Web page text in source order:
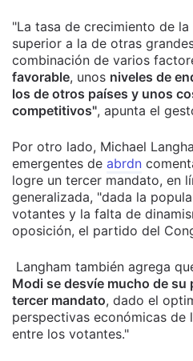
"La tasa de crecimiento de
superior a la de otras
combinación de varios
favorable, unos niveles de
los de otros países y unos
competitivos", apunta el
Por otro lado, Michael
emergentes de abrdn
logre un tercer mandato, en
generalizada, "dada la
votantes y la falta de
oposición, el partido del
Langham también agrega
Modi se desvíe mucho de
tercer mandato, dado el
perspectivas económicas de
entre los votantes."